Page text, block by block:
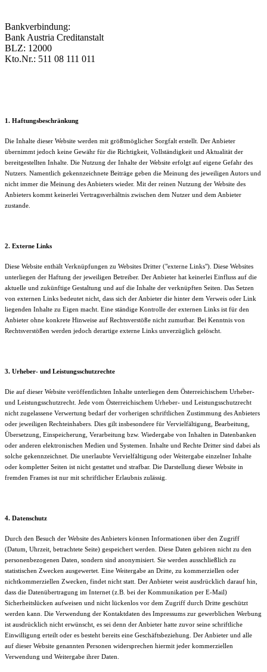
Bankverbindung:
Bank Austria Creditanstalt
BLZ: 12000
Kto.Nr.: 511 08 111 011
1. Haftungsbeschränkung
Die Inhalte dieser Website werden mit größtmöglicher Sorgfalt erstellt. Der Anbieter
übernimmt jedoch keine Gewähr für die Richtigkeit, Vollständigkeit und Aktualität der
bereitgestellten Inhalte. Die Nutzung der Inhalte der Website erfolgt auf eigene Gefahr des
Nutzers. Namentlich gekennzeichnete Beiträge geben die Meinung des jeweiligen Autors und
nicht immer die Meinung des Anbieters wieder. Mit der reinen Nutzung der Website des
Anbieters kommt keinerlei Vertragsverhältnis zwischen dem Nutzer und dem Anbieter
zustande.
2. Externe Links
Diese Website enthält Verknüpfungen zu Websites Dritter ("externe Links"). Diese Websites
unterliegen der Haftung der jeweiligen Betreiber. Der Anbieter hat keinerlei Einfluss auf die
aktuelle und zukünftige Gestaltung und auf die Inhalte der verknüpften Seiten. Das Setzen
von externen Links bedeutet nicht, dass sich der Anbieter die hinter dem Verweis oder Link
liegenden Inhalte zu Eigen macht. Eine ständige Kontrolle der externen Links ist für den
Anbieter ohne konkrete Hinweise auf Rechtsverstöße nicht zumutbar. Bei Kenntnis von
Rechtsverstößen werden jedoch derartige externe Links unverzüglich gelöscht.
3. Urheber- und Leistungsschutzrechte
Die auf dieser Website veröffentlichten Inhalte unterliegen dem Österreichischem Urheber-
und Leistungsschutzrecht. Jede vom Österreichischem Urheber- und Leistungsschutzrecht
nicht zugelassene Verwertung bedarf der vorherigen schriftlichen Zustimmung des Anbieters
oder jeweiligen Rechteinhabers. Dies gilt insbesondere für Vervielfältigung, Bearbeitung,
Übersetzung, Einspeicherung, Verarbeitung bzw. Wiedergabe von Inhalten in Datenbanken
oder anderen elektronischen Medien und Systemen. Inhalte und Rechte Dritter sind dabei als
solche gekennzeichnet. Die unerlaubte Vervielfältigung oder Weitergabe einzelner Inhalte
oder kompletter Seiten ist nicht gestattet und strafbar. Die Darstellung dieser Website in
fremden Frames ist nur mit schriftlicher Erlaubnis zulässig.
4. Datenschutz
Durch den Besuch der Website des Anbieters können Informationen über den Zugriff
(Datum, Uhrzeit, betrachtete Seite) gespeichert werden. Diese Daten gehören nicht zu den
personenbezogenen Daten, sondern sind anonymisiert. Sie werden ausschließlich zu
statistischen Zwecken ausgewertet. Eine Weitergabe an Dritte, zu kommerziellen oder
nichtkommerziellen Zwecken, findet nicht statt. Der Anbieter weist ausdrücklich darauf hin,
dass die Datenübertragung im Internet (z.B. bei der Kommunikation per E-Mail)
Sicherheitslücken aufweisen und nicht lückenlos vor dem Zugriff durch Dritte geschützt
werden kann. Die Verwendung der Kontaktdaten des Impressums zur gewerblichen Werbung
ist ausdrücklich nicht erwünscht, es sei denn der Anbieter hatte zuvor seine schriftliche
Einwilligung erteilt oder es besteht bereits eine Geschäftsbeziehung. Der Anbieter und alle
auf dieser Website genannten Personen widersprechen hiermit jeder kommerziellen
Verwendung und Weitergabe ihrer Daten.